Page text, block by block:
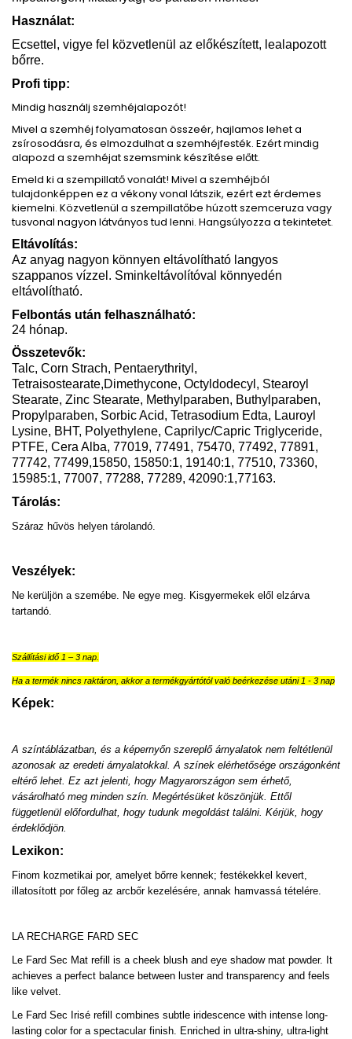
Használat:
Ecsettel, vigye fel közvetlenül az előkészített, lealapozott
bőrre.
Profi tipp:
Mindig használj szemhéjalapozót!
Mivel a szemhéj folyamatosan összeér, hajlamos lehet a
zsírosodásra, és elmozdulhat a szemhéjfesték. Ezért mindig
alapozd a szemhéjat szemsmink készítése előtt.
Emeld ki a szempillatő vonalát! Mivel a szemhéjból
tulajdonképpen ez a vékony vonal látszik, ezért ezt érdemes
kiemelni. Közvetlenül a szempillatőbe húzott szemceruza vagy
tusvonal nagyon látványos tud lenni. Hangsúlyozza a tekintetet.
Eltávolítás:
Az anyag nagyon könnyen eltávolítható langyos
szappanos vízzel. Sminkeltávolítóval könnyedén
eltávolítható.
Felbontás után felhasználható:
24 hónap.
Összetevők:
Talc, Corn Strach, Pentaerythrityl,
Tetraisostearate,Dimethycone, Octyldodecyl, Stearoyl
Stearate, Zinc Stearate, Methylparaben, Buthylparaben,
Propylparaben, Sorbic Acid, Tetrasodium Edta, Lauroyl
Lysine, BHT, Polyethylene, Caprilyc/Capric Triglyceride,
PTFE, Cera Alba, 77019, 77491, 75470, 77492, 77891,
77742, 77499,15850, 15850:1, 19140:1, 77510, 73360,
15985:1, 77007, 77288, 77289, 42090:1,77163.
Tárolás:
Száraz hűvös helyen tárolandó.
Veszélyek:
Ne kerüljön a szemébe. Ne egye meg. Kisgyermekek elől elzárva
tartandó.
Szállítási idő 1 – 3 nap.
Ha a termék nincs raktáron, akkor a termékgyártótól való beérkezése utáni 1 - 3 nap
Képek:
A színtáblázatban, és a képernyőn szereplő árnyalatok nem feltétlenül
azonosak az eredeti árnyalatokkal. A színek elérhetősége országonként
eltérő lehet. Ez azt jelenti, hogy Magyarországon sem érhető,
vásárolható meg minden szín. Megértésüket köszönjük. Ettől
függetlenül előfordulhat, hogy tudunk megoldást találni. Kérjük, hogy
érdeklődjön.
Lexikon:
Finom kozmetikai por, amelyet bőrre kennek; festékekkel kevert,
illatosított por főleg az arcbőr kezelésére, annak hamvassá tételére.
LA RECHARGE FARD SEC
Le Fard Sec Mat refill is a cheek blush and eye shadow mat powder. It
achieves a perfect balance between luster and transparency and feels
like velvet.
Le Fard Sec Irisé refill combines subtle iridescence with intense long-
lasting color for a spectacular finish. Enriched in ultra-shiny, ultra-light